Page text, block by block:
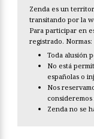
Zenda es un
transitando por la
Para participar en
registrado. Normas:
Toda alusión
No está
españolas o
Nos
Zenda no se